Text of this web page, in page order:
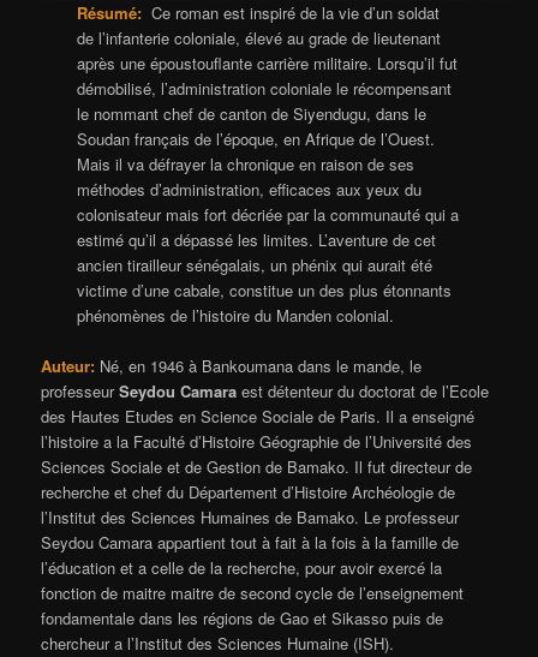
Résumé: Ce roman est inspiré de la vie d’un soldat
de l’infanterie coloniale, élevé au grade de lieutenant
après une époustouflante carrière militaire. Lorsqu’il fut
démobilisé, l’administration coloniale le récompensant
le nommant chef de canton de Siyendugu, dans le
Soudan français de l’époque, en Afrique de l’Ouest.
Mais il va défrayer la chronique en raison de ses
méthodes d’administration, efficaces aux yeux du
colonisateur mais fort décriée par la communauté qui a
estimé qu’il a dépassé les limites. L’aventure de cet
ancien tirailleur sénégalais, un phénix qui aurait été
victime d’une cabale, constitue un des plus étonnants
phénomènes de l’histoire du Manden colonial.
Auteur: Né, en 1946 à Bankoumana dans le mande, le
professeurSeydou Camara est détenteur du doctorat de l’Ecole
des Hautes Etudes en Science Sociale de Paris. Il a enseigné
l’histoire a la Faculté d’Histoire Géographie de l’Université des
Sciences Sociale et de Gestion de Bamako. Il fut directeur de
recherche et chef du Département d’Histoire Archéologie de
l’Institut des Sciences Humaines de Bamako. Le professeur
Seydou Camara appartient tout à fait à la fois à la famille de
l’éducation et a celle de la recherche, pour avoir exercé la
fonction de maitre maitre de second cycle de l’enseignement
fondamentale dans les régions de Gao et Sikasso puis de
chercheur a l’Institut des Sciences Humaine (ISH).